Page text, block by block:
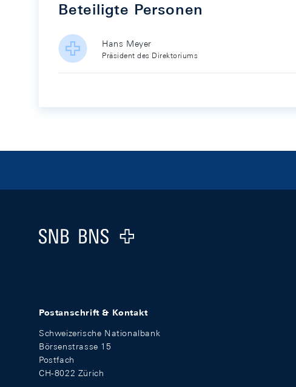
Beteiligte Personen
Hans Meyer
Präsident des Direktoriums
Logo
Postanschrift & Kontakt
Schweizerische Nationalbank
Börsenstrasse 15
Postfach
CH-8022 Zürich